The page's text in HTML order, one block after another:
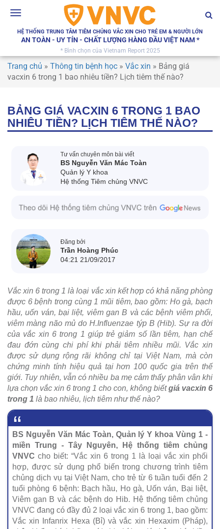
Toggle
HỆ THỐNG TRUNG TÂM TIÊM CHỦNG VẮC XIN CHO TRẺ EM & NGƯỜI LỚN
AN TOÀN - UY TÍN - CHẤT LƯỢNG HÀNG ĐẦU VIỆT NAM *
* Bình chọn của Vietnam Report 2025
Trang chủ » Thông tin bệnh học » Vắc xin » Bảng giá
vacxin 6 trong 1 bao nhiêu tiền? Lịch tiêm thế nào?
BẢNG GIÁ VACXIN 6 TRONG 1 BAO
NHIÊU TIỀN? LỊCH TIÊM THẾ NÀO?
Tư vấn chuyên môn bài viết
BS Nguyễn Văn Mác Toàn
Quản lý Y khoa
Hệ thống Tiêm chủng VNVC
Đăng bởi
Trần Hoàng Phúc
04:21 21/09/2017
Vắc xin 6 trong 1 là loại vắc xin kết hợp có khả năng phòng
được 6 bệnh trong cùng 1 mũi tiêm, bao gồm: Ho gà, bạch
hầu, uốn ván, bại liệt, viêm gan B và các bệnh viêm phổi,
viêm màng não mủ do H.Influenzae týp B (Hib). Sự ra đời
của vắc xin 6 trong 1 giúp trẻ giảm số lần tiêm, hạn chế
đau đớn cùng chi phí khi phải tiêm nhiều mũi. Vắc xin
được sử dụng rộng rãi không chỉ tại Việt Nam, mà còn
chứng minh tính hiệu quả tại hơn 100 quốc gia trên thế
giới. Tuy nhiên, vẫn có nhiều ba mẹ cảm thấy phân vân khi
lựa chọn vắc xin 6 trong 1 cho con, không biếtgiá vacxin 6
trong 1 là bao nhiêu, lịch tiêm như thế nào?
BS Nguyễn Văn Mác Toàn, Quản lý Y khoa Vùng 1 -
miền Trung - Tây Nguyên, Hệ thống tiêm chủng
VNVC cho biết: “Vắc xin 6 trong 1 là loại vắc xin phối
hợp, được sử dụng phổ biến trong chương trình tiêm
chủng dịch vụ tại Việt Nam, cho trẻ từ 6 tuần tuổi đến 2
tuổi phòng 6 bệnh: Bạch hầu, Ho gà, Uốn ván, Bại liệt,
Viêm gan B và các bệnh do Hib. Hệ thống tiêm chủng
VNVC đang có đầy đủ 2 loại vắc xin 6 trong 1, bao gồm:
Vắc xin Infanrix Hexa (Bỉ) và vắc xin Hexaxim (Pháp),